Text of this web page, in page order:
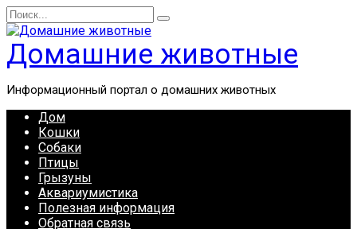
Перейти
к
содержанию
Search
for:
Домашние животные
Информационный портал о домашних животных
Дом
Кошки
Собаки
Птицы
Грызуны
Аквариумистика
Полезная информация
Обратная связь